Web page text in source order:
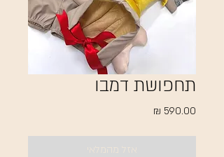
תחפושת דמבו
אזל מהמלאי